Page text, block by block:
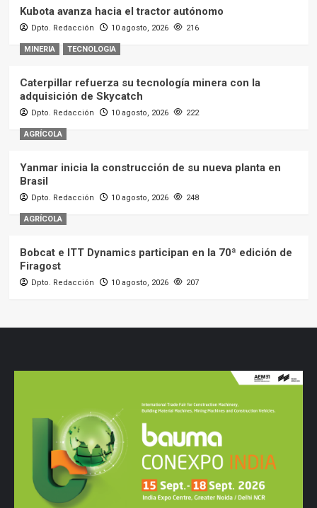
Kubota avanza hacia el tractor autónomo
Dpto. Redacción 10 agosto, 2026 216
MINERIA TECNOLOGIA
Caterpillar refuerza su tecnología minera con la
adquisición de Skycatch
Dpto. Redacción 10 agosto, 2026 222
AGRÍCOLA
Yanmar inicia la construcción de su nueva planta en
Brasil
Dpto. Redacción 10 agosto, 2026 248
AGRÍCOLA
Bobcat e ITT Dynamics participan en la 70ª edición de
Firagost
Dpto. Redacción 10 agosto, 2026 207